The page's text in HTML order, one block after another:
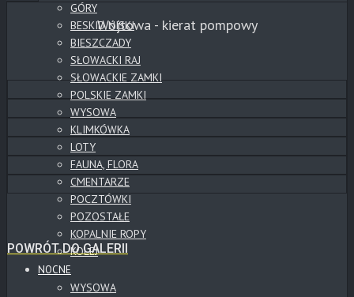
GÓRY
BESKID NISKI
BIESZCZADY
SŁOWACKI RAJ
SŁOWACKIE ZAMKI
POLSKIE ZAMKI
WYSOWA
KLIMKÓWKA
LOTY
FAUNA, FLORA
CMENTARZE
POCZTÓWKI
POZOSTAŁE
KOPALNIE ROPY
KOLEJ
NOCNE
WYSOWA
Wójtowa - kierat pompowy
POWRÓT DO GALERII